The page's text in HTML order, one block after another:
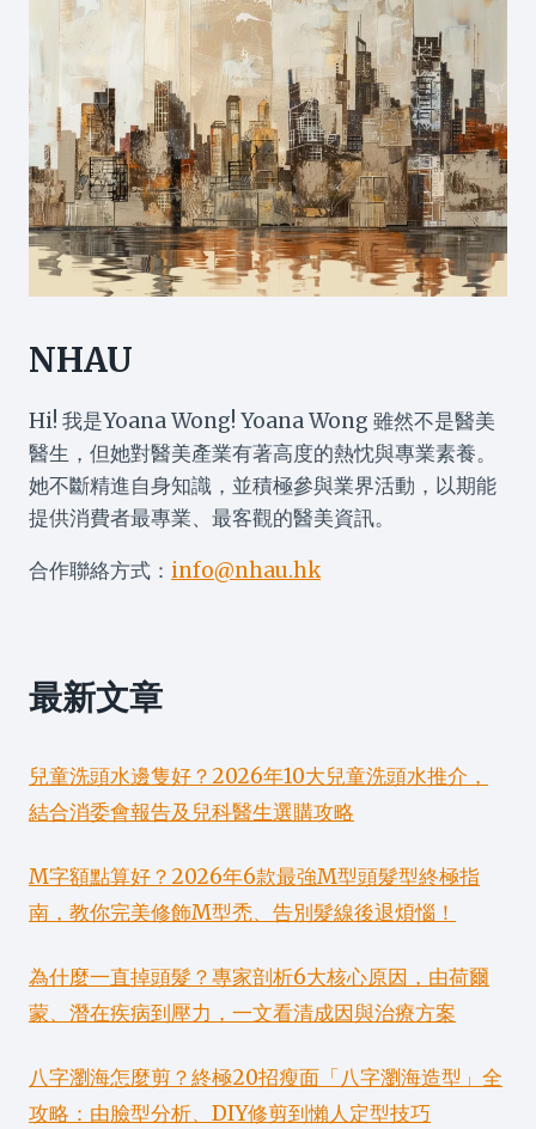
NHAU
Hi! 我是Yoana Wong! Yoana Wong 雖然不是醫美
醫生，但她對醫美產業有著高度的熱忱與專業素養。
她不斷精進自身知識，並積極參與業界活動，以期能
提供消費者最專業、最客觀的醫美資訊。
合作聯絡方式： info@nhau.hk
最新文章
兒童洗頭水邊隻好？2026年10大兒童洗頭水推介，
結合消委會報告及兒科醫生選購攻略
M字額點算好？2026年6款最強M型頭髮型終極指
南，教你完美修飾M型禿、告別髮線後退煩惱！
為什麼一直掉頭髮？專家剖析6大核心原因，由荷爾
蒙、潛在疾病到壓力，一文看清成因與治療方案
八字瀏海怎麼剪？終極20招瘦面「八字瀏海造型」全
攻略：由臉型分析、DIY修剪到懶人定型技巧